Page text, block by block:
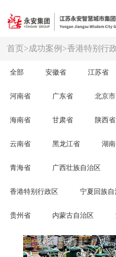
首页>成功案例 >香港特别行
全部 安徽省 江苏省
河南省 广东省 北京市
海南省 甘肃省 陕西省
云南省 黑龙江省 湖
青海省 广西壮族自治区
香港特别行政区 宁夏回族自
贵州省 内蒙古自治区